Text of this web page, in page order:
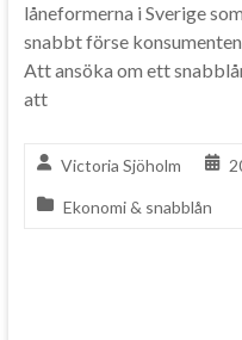
låneformerna i Sverige
snabbt förse
Att ansöka om ett
att
Victoria Sjöholm
Ekonomi & snabblån